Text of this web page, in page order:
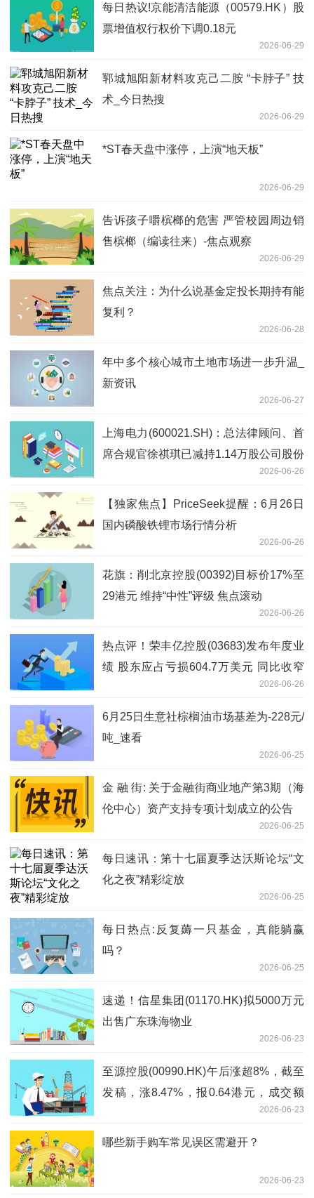
每日热议!京能清洁能源（00579.HK）股
票增值权行权价下调0.18元
2026-06-29
郓城旭阳新材料攻克己二胺 “卡脖子” 技
术_今日热搜
2026-06-29
*ST春天盘中涨停，上演“地天板”
2026-06-29
告诉孩子嚼槟榔的危害 严管校园周边销
售槟榔（编读往来）-焦点观察
2026-06-29
焦点关注：为什么说基金定投长期持有能
复利？
2026-06-28
年中多个核心城市土地市场进一步升温_
新资讯
2026-06-27
上海电力(600021.SH)：总法律顾问、首
席合规官徐祺琪已减持1.14万股公司股份
2026-06-26
【独家焦点】PriceSeek提醒：6月26日
国内磷酸铁锂市场行情分析
2026-06-26
花旗：削北京控股(00392)目标价17%至
29港元 维持“中性”评级 焦点滚动
2026-06-26
热点评！荣丰亿控股(03683)发布年度业
绩 股东应占亏损604.7万美元 同比收窄
2026-06-26
6月25日生意社棕榈油市场基差为-228元/
吨_速看
2026-06-25
金 融 街: 关于金融街商业地产第3期（海
伦中心）资产支持专项计划成立的公告
2026-06-25
每日速讯：第十七届夏季达沃斯论坛“文
化之夜”精彩绽放
2026-06-25
每日热点:反复薅一只基金，真能躺赢
吗？
2026-06-25
速递！信星集团(01170.HK)拟5000万元
出售广东珠海物业
2026-06-23
至源控股(00990.HK)午后涨超8%，截至
发稿，涨8.47%，报0.64港元，成交额
2026-06-23
哪些新手购车常见误区需避开？
2026-06-23